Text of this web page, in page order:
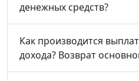
денежных средств?
Как производится
дохода? Возврат